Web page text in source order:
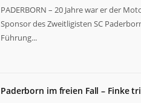
PADERBORN – 20 Jahre war er der
Sponsor des Zweitligisten SC
Führung...
Paderborn im freien Fall – Finke